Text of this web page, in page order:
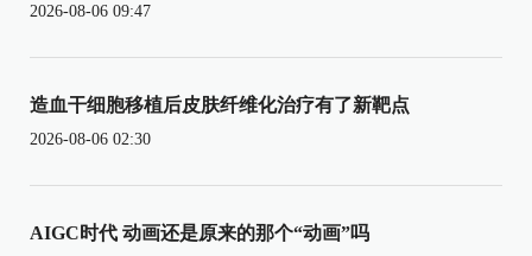
2026-08-06 09:47
造血干细胞移植后皮肤纤维化治疗有了新靶点
2026-08-06 02:30
AIGC时代 动画还是原来的那个“动画”吗